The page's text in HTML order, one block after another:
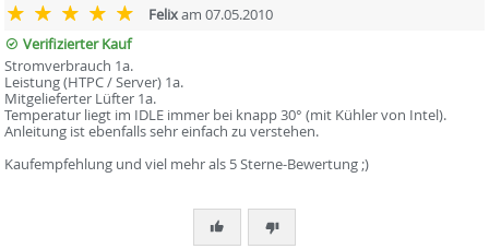
Felixam 07.05.2010
Verifizierter Kauf
Stromverbrauch 1a.
Leistung (HTPC / Server) 1a.
Mitgelieferter Lüfter 1a.
Temperatur liegt im IDLE immer bei knapp 30° (mit Kühler von Intel).
Anleitung ist ebenfalls sehr einfach zu verstehen.
Kaufempfehlung und viel mehr als 5 Sterne-Bewertung ;)